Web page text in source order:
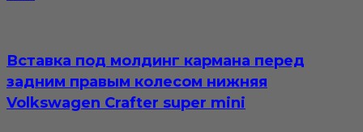
Вставка под молдинг кармана перед
задним правым колесом нижняя
Volkswagen Crafter super mini